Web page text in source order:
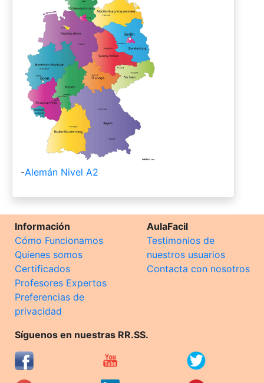
-Alemán Nivel A2
Información
Cómo Funcionamos
Quienes somos
Certificados
Profesores Expertos
Preferencias de
privacidad
AulaFacil
Testimonios de
nuestros usuarios
Contacta con nosotros
Síguenos en nuestras RR.SS.